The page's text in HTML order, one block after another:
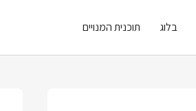
בלוג תוכנית המנויים